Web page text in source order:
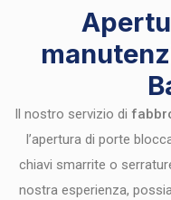
Il nostro servizio di
l’apertura di porte
chiavi smarrite o
nostra esperienza,